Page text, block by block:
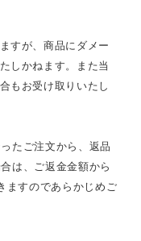
すが、商品にダメー
しかねます。また当
もお受け取りいたし
たご注文から、返品
は、ご返金金額から
ますのであらかじめご